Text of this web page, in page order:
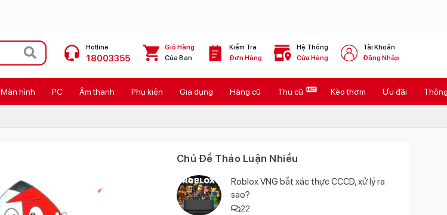
Galaxy Z8 Series
Ốp lưng Apple
Hotline
18003355
Giỏ Hàng
Của Bạn
Kiểm Tra
Đơn Hàng
Hệ Thống
Cửa Hàng
Tài Khoản
Đăng Nhập
Màn hình PC Âm thanh Phụ kiện Gia dụng Hàng cũ Thu cũ Kèo thơm Ưu đãi
Chủ Đề Thảo Luận Nhiều
Roblox VNG bắt xác thực CCCD, xử lý ra
sao?
22